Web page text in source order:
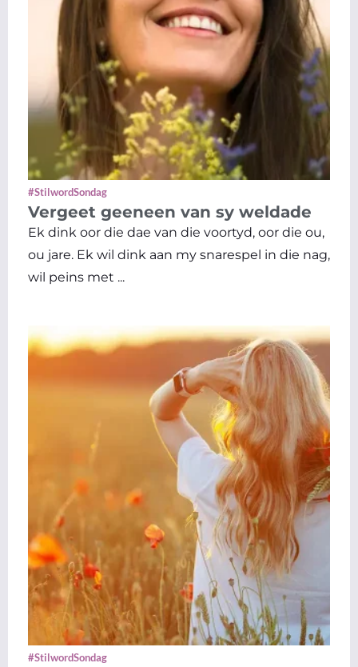
#StilwordSondag
Vergeet geeneen van sy weldade
Ek dink oor die dae van die voortyd, oor die ou,
ou jare. Ek wil dink aan my snarespel in die nag,
wil peins met ...
#StilwordSondag